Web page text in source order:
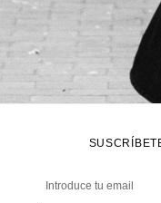
Introduce tu email